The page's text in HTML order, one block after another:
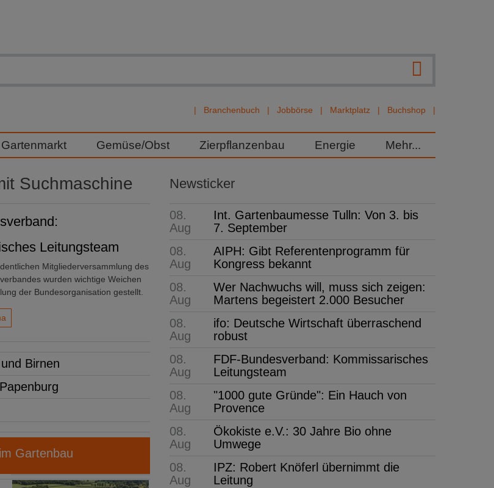
Branchenbuch Jobbörse Marktplatz Buchshop
Gartenmarkt Gemüse/Obst Zierpflanzenbau Energie Mehr...
Suchmaschine
Leitungsteam
Mitgliederversammlung des
wurden wichtige Weichen
der Bundesorganisation gestellt.
Birnen
Gartenbau
Newsticker
08.
Aug
Int. Gartenbaumesse Tulln: Von 3. bis
7. September
08.
Aug
AIPH: Gibt Referentenprogramm für
Kongress bekannt
08.
Aug
Wer Nachwuchs will, muss sich zeigen:
Martens begeistert 2.000 Besucher
08.
Aug
ifo: Deutsche Wirtschaft überraschend
robust
08.
Aug
FDF-Bundesverband: Kommissarisches
Leitungsteam
08.
Aug
"1000 gute Gründe": Ein Hauch von
Provence
08.
Aug
Ökokiste e.V.: 30 Jahre Bio ohne
Umwege
08.
Aug
IPZ: Robert Knöferl übernimmt die
Leitung